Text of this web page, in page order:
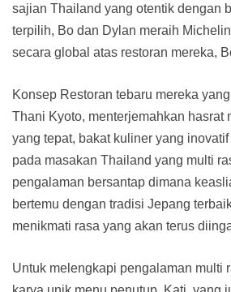
sajian Thailand yang otentik dengan
terpilih, Bo dan Dylan meraih
secara global atas restoran mereka,
Konsep Restoran tebaru mereka
Thani Kyoto, menterjemahkan hasrat
yang tepat, bakat kuliner yang
pada masakan Thailand yang multi
pengalaman bersantap dimana
bertemu dengan tradisi Jepang
menikmati rasa yang akan terus
Untuk melengkapi pengalaman multi